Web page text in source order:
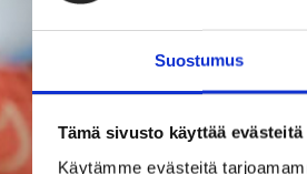
Suostumus
Tämä sivusto käyttää evästeitä
Käytämme evästeitä